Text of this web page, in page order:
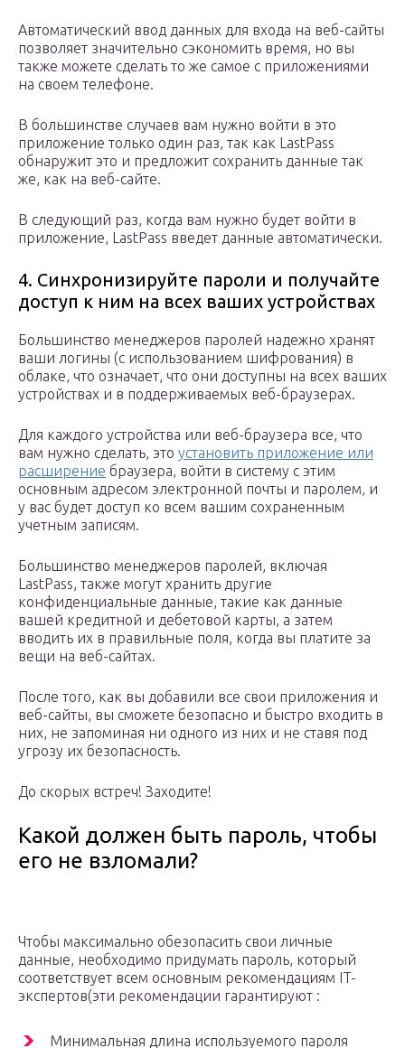
Автоматический ввод данных для входа на веб-сайты
позволяет значительно сэкономить время, но вы
также можете сделать то же самое с приложениями
на своем телефоне.
В большинстве случаев вам нужно войти в это
приложение только один раз, так как LastPass
обнаружит это и предложит сохранить данные так
же, как на веб-сайте.
В следующий раз, когда вам нужно будет войти в
приложение, LastPass введет данные автоматически.
4. Синхронизируйте пароли и получайте
доступ к ним на всех ваших устройствах
Большинство менеджеров паролей надежно хранят
ваши логины (с использованием шифрования) в
облаке, что означает, что они доступны на всех ваших
устройствах и в поддерживаемых веб-браузерах.
Для каждого устройства или веб-браузера все, что
вам нужно сделать, это установить приложение или
расширение браузера, войти в систему с этим
основным адресом электронной почты и паролем, и
у вас будет доступ ко всем вашим сохраненным
учетным записям.
Большинство менеджеров паролей, включая
LastPass, также могут хранить другие
конфиденциальные данные, такие как данные
вашей кредитной и дебетовой карты, а затем
вводить их в правильные поля, когда вы платите за
вещи на веб-сайтах.
После того, как вы добавили все свои приложения и
веб-сайты, вы сможете безопасно и быстро входить в
них, не запоминая ни одного из них и не ставя под
угрозу их безопасность.
До скорых встреч! Заходите!
Какой должен быть пароль, чтобы
его не взломали?
Чтобы максимально обезопасить свои личные
данные, необходимо придумать пароль, который
соответствует всем основным рекомендациям IT-
экспертов(эти рекомендации гарантируют :
Минимальная длина используемого пароля